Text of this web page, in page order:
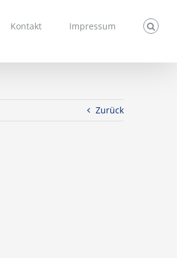
Kontakt Impressum
Zurück